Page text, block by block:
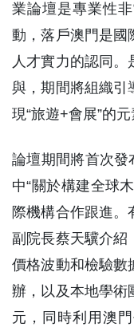
業論壇是專業性
動，落戶澳門是國
人才實力的認同
與，期間將組織引
現“旅遊+會展”的元
論壇期間將首次
中“關於構建全球
際機構合作跟進
副院長蔡天驥介紹
價格波動和檢驗數
辦，以及本地學術
元，同時利用澳